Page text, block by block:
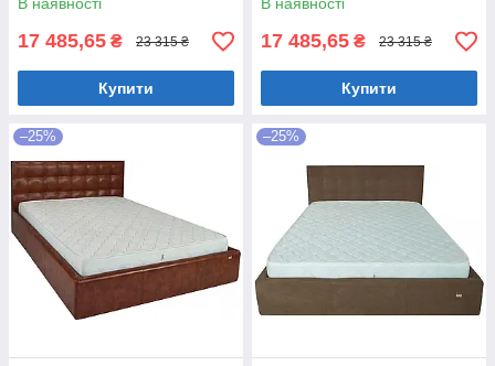
Білий
В наявності
17 485,65 ₴ 23 315 ₴
Купити
В наявності
17 485,65 ₴ 23 315 ₴
Купити
–25% –25%